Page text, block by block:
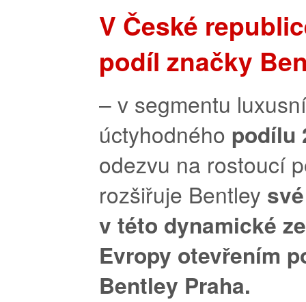
V České
podíl značky
– v segmentu
úctyhodného podílu
odezvu na rostoucí
rozšiřuje Bentley
v této dynamické
Evropy otevřením
Bentley Praha.